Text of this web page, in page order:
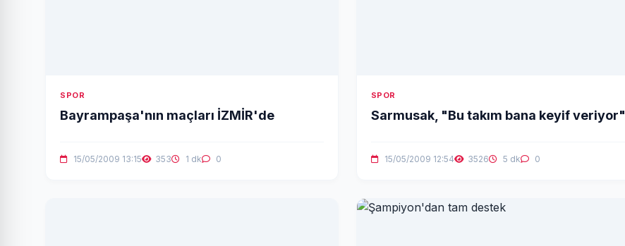
SPOR
Bayrampaşa'nın maçları İZMİR'de
15/05/2009 13:15 353 1 dk 0
SPOR
Sarmusak, "Bu takım bana keyif veriyor"
15/05/2009 12:54 3526 5 dk 0